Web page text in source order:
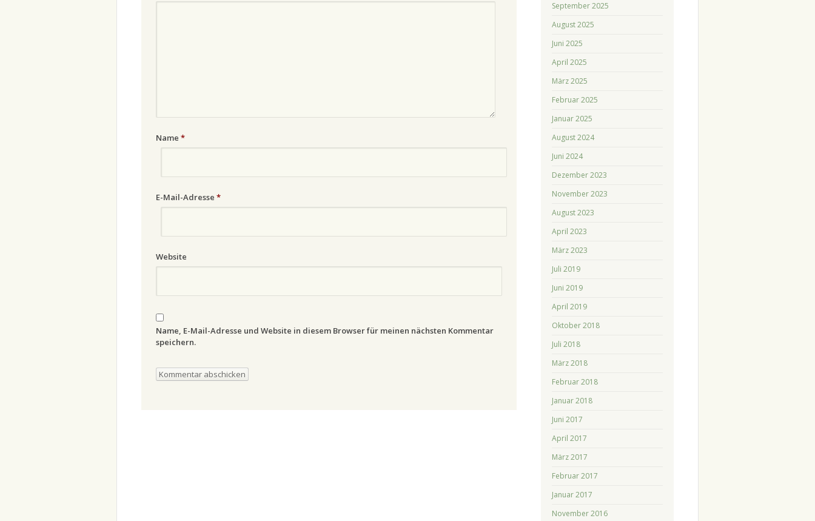
Name *
E-Mail-Adresse *
Website
Name, E-Mail-Adresse und Website in diesem Browser für meinen nächsten Kommentar
speichern.
September 2025
August 2025
Juni 2025
April 2025
März 2025
Februar 2025
Januar 2025
August 2024
Juni 2024
Dezember 2023
November 2023
August 2023
April 2023
März 2023
Juli 2019
Juni 2019
April 2019
Oktober 2018
Juli 2018
März 2018
Februar 2018
Januar 2018
Juni 2017
April 2017
März 2017
Februar 2017
Januar 2017
November 2016